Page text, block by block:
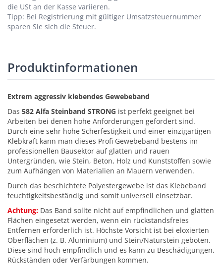
die USt an der Kasse variieren.
Tipp: Bei Registrierung mit gültiger Umsatzsteuernummer
sparen Sie sich die Steuer.
Produktinformationen
Extrem aggressiv klebendes Gewebeband
Das 582 Alfa Steinband STRONG ist perfekt geeignet bei
Arbeiten bei denen hohe Anforderungen gefordert sind.
Durch eine sehr hohe Scherfestigkeit und einer einzigartigen
Klebkraft kann man dieses Profi Gewebeband bestens im
professionellen Bausektor auf glatten und rauen
Untergründen, wie Stein, Beton, Holz und Kunststoffen sowie
zum Aufhängen von Materialien an Mauern verwenden.
Durch das beschichtete Polyestergewebe ist das Klebeband
feuchtigkeitsbeständig und somit universell einsetzbar.
Achtung: Das Band sollte nicht auf empfindlichen und glatten
Flächen eingesetzt werden, wenn ein rückstandsfreies
Entfernen erforderlich ist. Höchste Vorsicht ist bei eloxierten
Oberflächen (z. B. Aluminium) und Stein/Naturstein geboten.
Diese sind hoch empfindlich und es kann zu Beschädigungen,
Rückständen oder Verfärbungen kommen.